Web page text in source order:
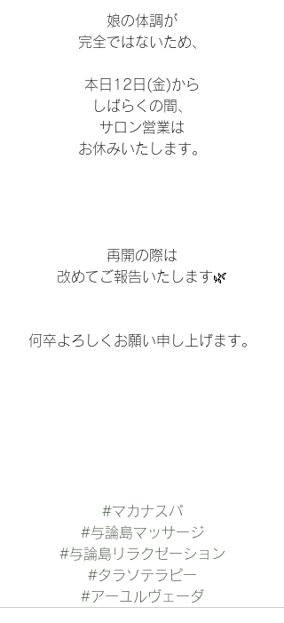
娘の体調が
完全ではないため、
本日12日(金)から
しばらくの間、
サロン営業は
お休みいたします。
再開の際は
改めてご報告いたします🌿
何卒よろしくお願い申し上げます。
#マカナスパ
#与論島マッサージ
#与論島リラクゼーション
#タラソテラピー
#アーユルヴェーダ